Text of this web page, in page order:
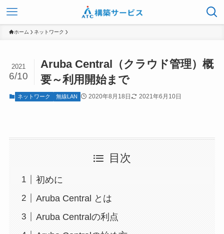
ホーム ネットワーク
Aruba Central（クラウド管理）概
要～利用開始まで
2021
6/10
ネットワーク 無線LAN 2020年8月18日 2021年6月10日
目次
初めに
Aruba Central とは
Aruba Centralの利点